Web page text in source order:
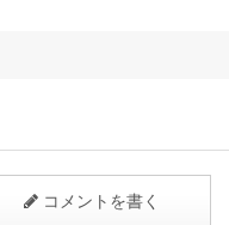
コメントを書く